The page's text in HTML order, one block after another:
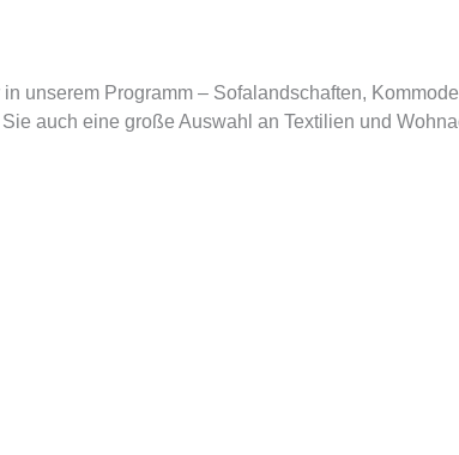
unserem Programm – Sofalandschaften,
auch eine große Auswahl an Textilien und